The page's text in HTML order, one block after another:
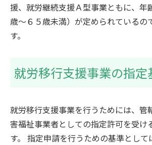
援、就労継続支援Ａ型事業ともに、年
歳～６５歳未満）が定められているの
す。
就労移行支援事業の指定
就労移行支援事業を行うためには、管
害福祉事業者としての指定許可を受け
す。 指定申請を行うための基準として